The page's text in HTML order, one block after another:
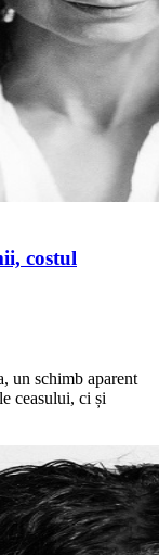
costul
un schimb aparent
ceasului, ci și